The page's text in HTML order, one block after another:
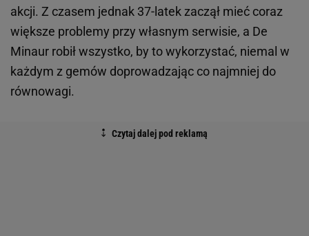
akcji. Z czasem jednak 37-latek zaczął mieć coraz
większe problemy przy własnym serwisie, a De
Minaur robił wszystko, by to wykorzystać, niemal w
każdym z gemów doprowadzając co najmniej do
równowagi.